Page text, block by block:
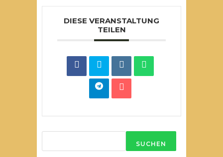
DIESE VERANSTALTUNG
TEILEN
SUCHEN